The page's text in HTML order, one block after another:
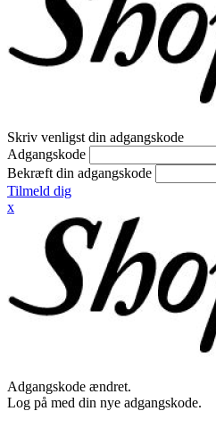
Skriv venligst din adgangskode
Adgangskode
Bekræft din adgangskode
Tilmeld dig
x
Adgangskode ændret.
Log på med din nye adgangskode.